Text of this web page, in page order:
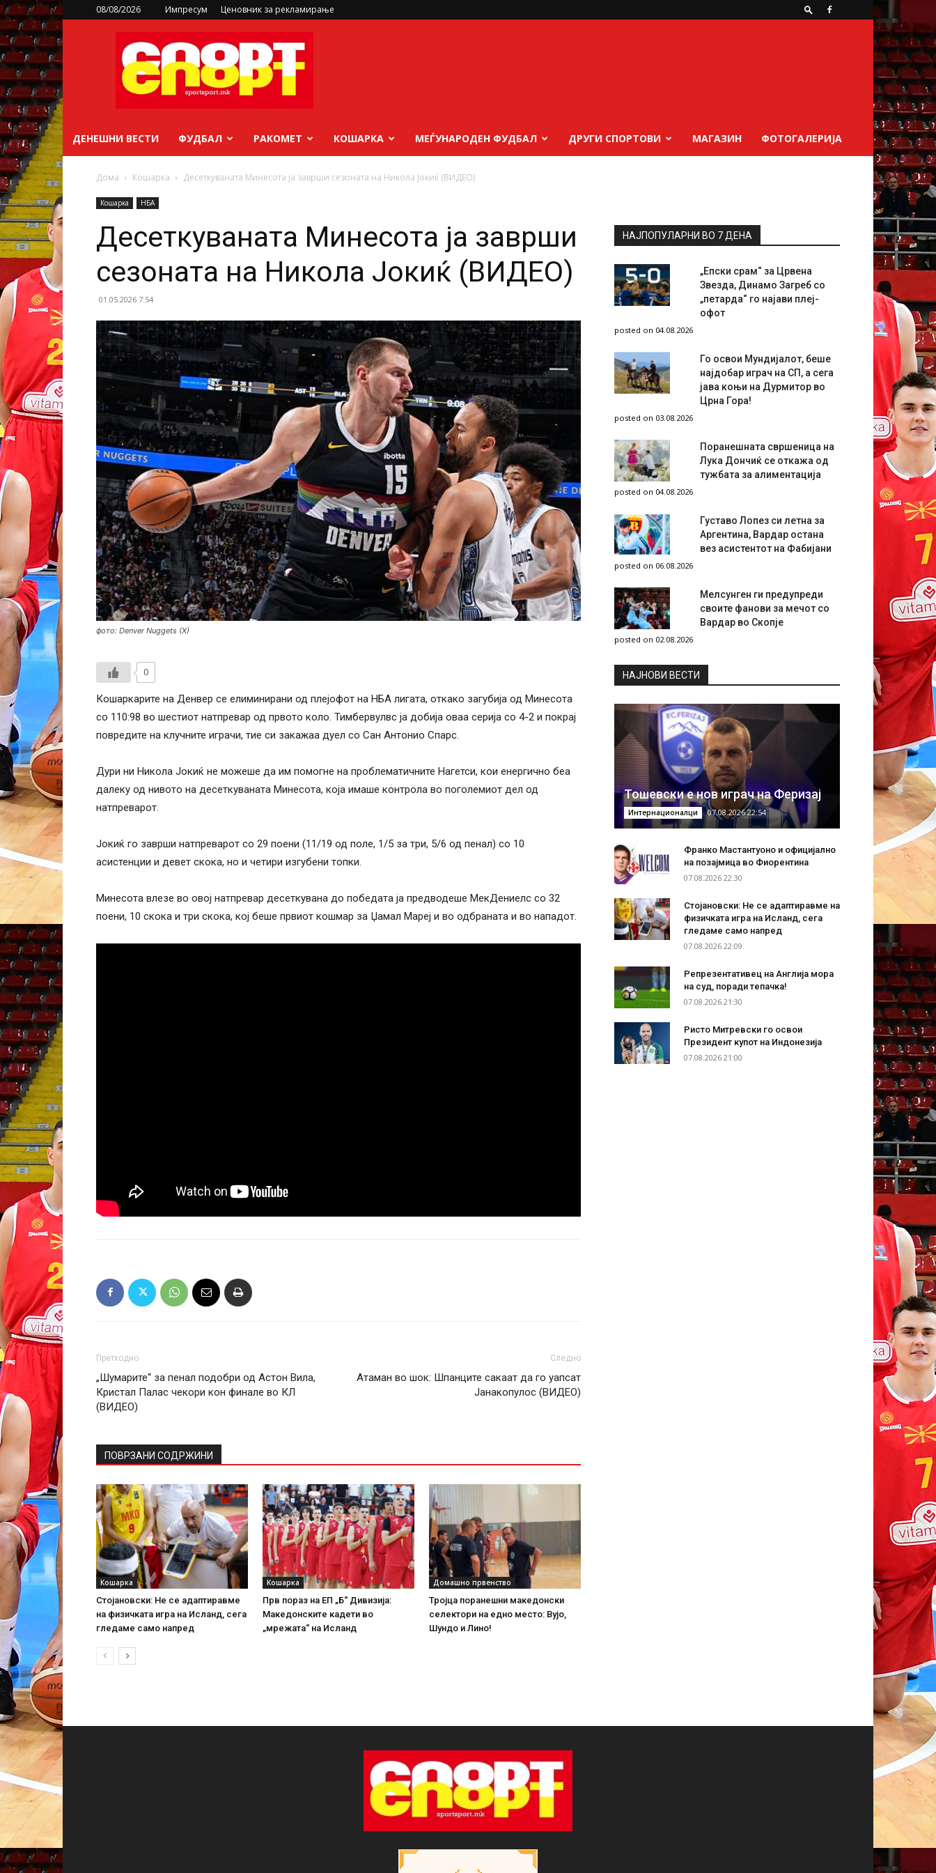
08/08/2026 Импресум Ценовник за рекламирање
sportsport.mk
ДЕНЕШНИ ВЕСТИ ФУДБАЛ РАКОМЕТ КОШАРКА МЕЃУНАРОДЕН ФУДБАЛ ДРУГИ СПОРТОВИ МАГАЗИН ФОТОГАЛЕРИЈА
Дома Кошарка Десеткуваната Минесота ја заврши сезоната на Никола Јокиќ (ВИДЕО)
Кошарка НБА
Десеткуваната Минесота ја заврши
сезоната на Никола Јокиќ (ВИДЕО)
01.05.2026 7:54
фото: Denver Nuggets (X)
0
Кошаркарите на Денвер се елиминирани од плејофот на НБА лигата, откако загубија од Минесота
со 110:98 во шестиот натпревар од првото коло. Тимбервулвс ја добија оваа серија со 4-2 и покрај
повредите на клучните играчи, тие си закажаа дуел со Сан Антонио Спарс.
Дури ни Никола Јокиќ не можеше да им помогне на проблематичните Нагетси, кои енергично беа
далеку од нивото на десеткуваната Минесота, која имаше контрола во поголемиот дел од
натпреварот.
Јокиќ го заврши натпреварот со 29 поени (11/19 од поле, 1/5 за три, 5/6 од пенал) со 10
асистенции и девет скока, но и четири изгубени топки.
Минесота влезе во овој натпревар десеткувана до победата ја предводеше МекДениелс со 32
поени, 10 скока и три скока, кој беше првиот кошмар за Џамал ​​Мареј и во одбраната и во нападот.
Претходно
„Шумарите“ за пенал подобри од Астон Вила,
Кристал Палас чекори кон финале во КЛ
(ВИДЕО)
Следно
Атаман во шок: Шпанците сакаат да го уапсат
Јанакопулос (ВИДЕО)
ПОВРЗАНИ СОДРЖИНИ
Кошарка
Стојановски: Не се адаптиравме
на физичката игра на Исланд, сега
гледаме само напред
Кошарка
Прв пораз на ЕП „Б“ Дивизија:
Македонските кадети во
„мрежата“ на Исланд
Домашно првенство
Тројца поранешни македонски
селектори на едно место: Вујо,
Шундо и Лино!
НАЈПОПУЛАРНИ ВО 7 ДЕНА
„Епски срам“ за Црвена
Звезда, Динамо Загреб со
„петарда“ го најави плеј-
офот
posted on 04.08.2026
Го освои Мундијалот, беше
најдобар играч на СП, а сега
јава коњи на Дурмитор во
Црна Гора!
posted on 03.08.2026
Поранешната свршеница на
Лука Дончиќ се откажа од
тужбата за алиментација
posted on 04.08.2026
Густаво Лопез си летна за
Аргентина, Вардар остана
вез асистентот на Фабијани
posted on 06.08.2026
Мелсунген ги предупреди
своите фанови за мечот со
Вардар во Скопје
posted on 02.08.2026
НAЈНОВИ ВЕСТИ
Тошевски е нов играч на Феризај
Интернационалци 07.08.2026 22:54
Франко Мастантуоно и официјално
на позајмица во Фиорентина
07.08.2026 22:30
Стојановски: Не се адаптиравме на
физичката игра на Исланд, сега
гледаме само напред
07.08.2026 22:09
Репрезентативец на Англија мора
на суд, поради тепачка!
07.08.2026 21:30
Ристо Митревски го освои
Президент купот на Индонезија
07.08.2026 21:00